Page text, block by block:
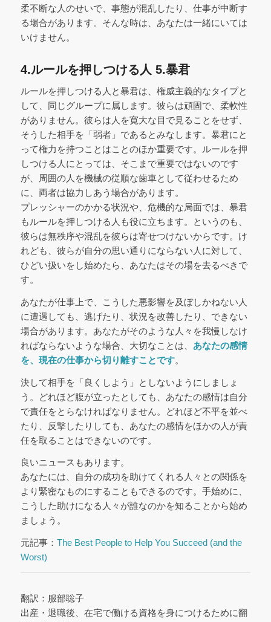
柔不断な人のせいで、事態が混乱したり、仕事が中断す
る場合があります。そんな時は、あなたは一緒にいては
いけません。
4.ルールを押しつける人 5.暴君
ルールを押しつける人と暴君は、権威主義的なタイプと
して、同じグループに属します。彼らは頑固で、柔軟性
がありません。彼らは人を寛大な目で見ることをせず、
そうした相手を「弱者」であるとみなします。暴君にと
って権力を持つことはことのほか重要です。ルールを押
しつける人にとっては、そこまで重要ではないのです
が、周囲の人を機械の従順な歯車として従わせるため
に、両者は協力しあう場合があります。
プレッシャーのかかる状況や、危機的な局面では、暴君
もルールを押しつける人も役に立ちます。というのも、
彼らは無秩序や混乱を彼らは寄せつけないからです。け
れども、彼らが自分の思い通りにならない人に対して、
ひどい扱いをし始めたら、あなたはその場を去るべきで
す。
あなたが仕事上で、こうした悪影響を及ぼしかねない人
に遭遇しても、逃げたり、状況を改善したり、できない
場合があります。あなたがそのような人々を我慢しなけ
ればならないような場合、大切なことは、 あなたの感情
を、現在の仕事から切り離すことです。
決して相手を「良くしよう」としないようにしましょ
う。どれほど腹が立ったとしても、あなたの感情は自分
で責任をとらなければなりません。どれほど不平を並べ
たり、反撃したりしても、あなたの感情をほかの人が責
任を取ることはできないのです。
良いニュースもあります。
あなたには、自分の成功を助けてくれる人々との関係を
より緊密なものにすることもできるのです。手始めに、
こうした助けになる人々が誰なのかを知ることから始め
ましょう。
元記事： The Best People to Help You Succeed (and the
Worst)
翻訳：服部聡子
出産・退職後、在宅で働ける資格を身につけるために翻